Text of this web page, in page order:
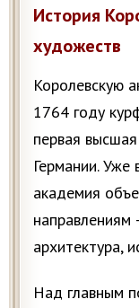
История
художеств
Королевскую
1764 году
первая
Германии. Уже
академия
направлениям
архитектура,
Над главным